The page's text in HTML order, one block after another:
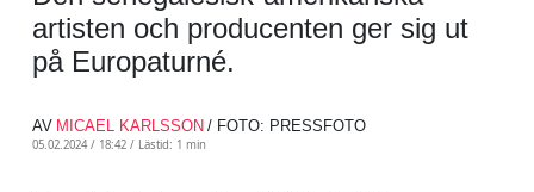
artisten och producenten ger sig ut
på Europaturné.
AV MICAEL KARLSSON / FOTO: PRESSFOTO
05.02.2024 / 18:42 / Lästid: 1 min